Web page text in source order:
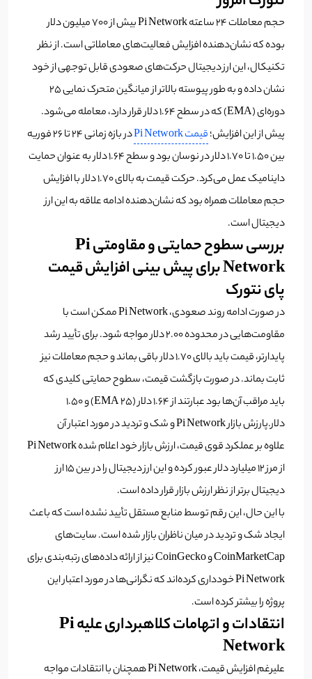
حجم معاملات ۲۴ ساعته Pi Network بیش از ۷۰۰ میلیون دلار
بوده که نشان‌دهنده افزایش فعالیت‌های معاملاتی است. از نظر
تکنیکال، این ارز دیجیتال حرکت‌های صعودی قابل توجهی از خود
نشان داده و به طور پیوسته بالاتر از میانگین متحرک نمایی ۲۵
دوره‌ای (EMA) که در سطح ۱.۶۴ دلار قرار دارد، معامله می‌شود.
پیش از این افزایش؛قیمت Pi Network
در بازه زمانی ۲۴ تا ۲۶ فوریه
بین ۱.۵۰ تا ۱.۷۰ دلار در نوسان بود و سطح ۱.۶۴ دلار به عنوان حمایت
داینامیک عمل می‌کرد. حرکت قیمت به بالای ۱.۷۰ دلار با افزایش
حجم معاملات همراه بود که نشان‌دهنده ادامه علاقه به این ارز
دیجیتال است.
بررسی سطوح حمایتی و مقاومتی Pi
Network برای پیش بینی افزایش قیمت
پای نتورک
در صورت ادامه روند صعودی، Pi Network ممکن است با
مقاومت‌هایی در محدوده ۲.۰۰ دلار مواجه شود. برای تأیید رشد
پایدارتر، قیمت باید بالای ۱.۷۰ دلار باقی بماند و حجم معاملات نیز
ثابت بماند. در صورت بازگشت قیمت، سطوح حمایتی کلیدی که
باید مراقب آن‌ها بود عبارتند از ۱.۶۴ دلار (EMA ۲۵) و ۱.۵۰
دلار.پارزش بازار Pi Network و شک و تردید در مورد اعتبار آن
علاوه بر عملکرد قوی قیمت، ارزش بازار خود اعلام شده Pi Network
از مرز ۱۲ میلیارد دلار عبور کرده و این ارز دیجیتال را در بین ۱۵ ارز
دیجیتال برتر از نظر ارزش بازار قرار داده است.
با این حال، این رقم توسط منابع مستقل تأیید نشده است که باعث
ایجاد شک و تردید در میان ناظران بازار شده است. سایت‌های
CoinMarketCap و CoinGecko نیز از ارائه داده‌های رتبه‌بندی برای
Pi Network خودداری کرده‌اند که نگرانی‌ها در مورد اعتبار این
پروژه را بیشتر کرده است.
انتقادات و اتهامات کلاهبرداری علیه Pi
Network
علیرغم افزایش قیمت، Pi Network همچنان با انتقادات مواجه